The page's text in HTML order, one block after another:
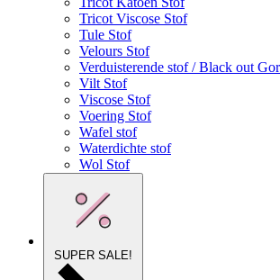
Tricot Viscose Stof
Tule Stof
Velours Stof
Verduisterende stof / Black out
Vilt Stof
Viscose Stof
Voering Stof
Wafel stof
Waterdichte stof
Wol Stof
SUPER SALE!